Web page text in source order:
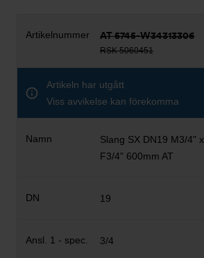
AT 5745-W34313306
RSK 5060451
Artikeln har utgått
Viss avvikelse kan förekomma
Slang SX DN19 M3/4" x
F3/4" 600mm AT
19
3/4